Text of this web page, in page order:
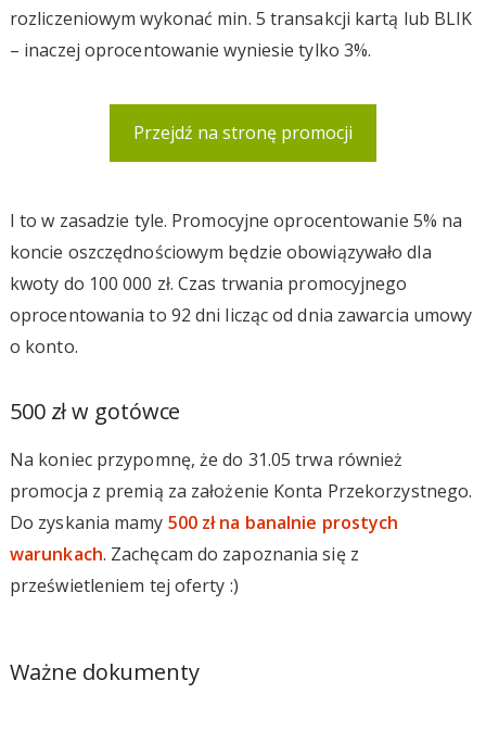
rozliczeniowym wykonać min. 5 transakcji kartą lub BLIK
– inaczej oprocentowanie wyniesie tylko 3%.
Przejdź na stronę promocji
I to w zasadzie tyle. Promocyjne oprocentowanie 5% na
koncie oszczędnościowym będzie obowiązywało dla
kwoty do 100 000 zł. Czas trwania promocyjnego
oprocentowania to 92 dni licząc od dnia zawarcia umowy
o konto.
500 zł w gotówce
Na koniec przypomnę, że do 31.05 trwa również
promocja z premią za założenie Konta Przekorzystnego.
Do zyskania mamy 500 zł na banalnie prostych
warunkach. Zachęcam do zapoznania się z
prześwietleniem tej oferty :)
Ważne dokumenty